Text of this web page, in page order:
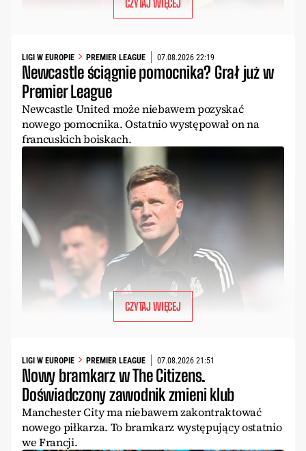
CZYTAJ WIĘCEJ
LIGI W EUROPIE PREMIER LEAGUE 07.08.2026 22:19
Newcastle ściągnie pomocnika? Grał już w
Premier League
Newcastle United może niebawem pozyskać
nowego pomocnika. Ostatnio występował on na
francuskich boiskach.
CZYTAJ WIĘCEJ
LIGI W EUROPIE PREMIER LEAGUE 07.08.2026 21:51
Nowy bramkarz w The Citizens.
Doświadczony zawodnik zmieni klub
Manchester City ma niebawem zakontraktować
nowego piłkarza. To bramkarz występujący ostatnio
we Francji.